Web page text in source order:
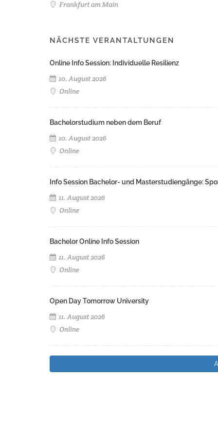
Frankfurt am Main
NÄCHSTE VERANTALTUNGEN
Online Info Session: Individuelle Resilienz
10. August 2026
Online
Bachelorstudium neben dem Beruf
10. August 2026
Online
Info Session Bachelor- und Masterstudiengänge:
11. August 2026
Online
Bachelor Online Info Session
11. August 2026
Online
Open Day Tomorrow University
11. August 2026
Online